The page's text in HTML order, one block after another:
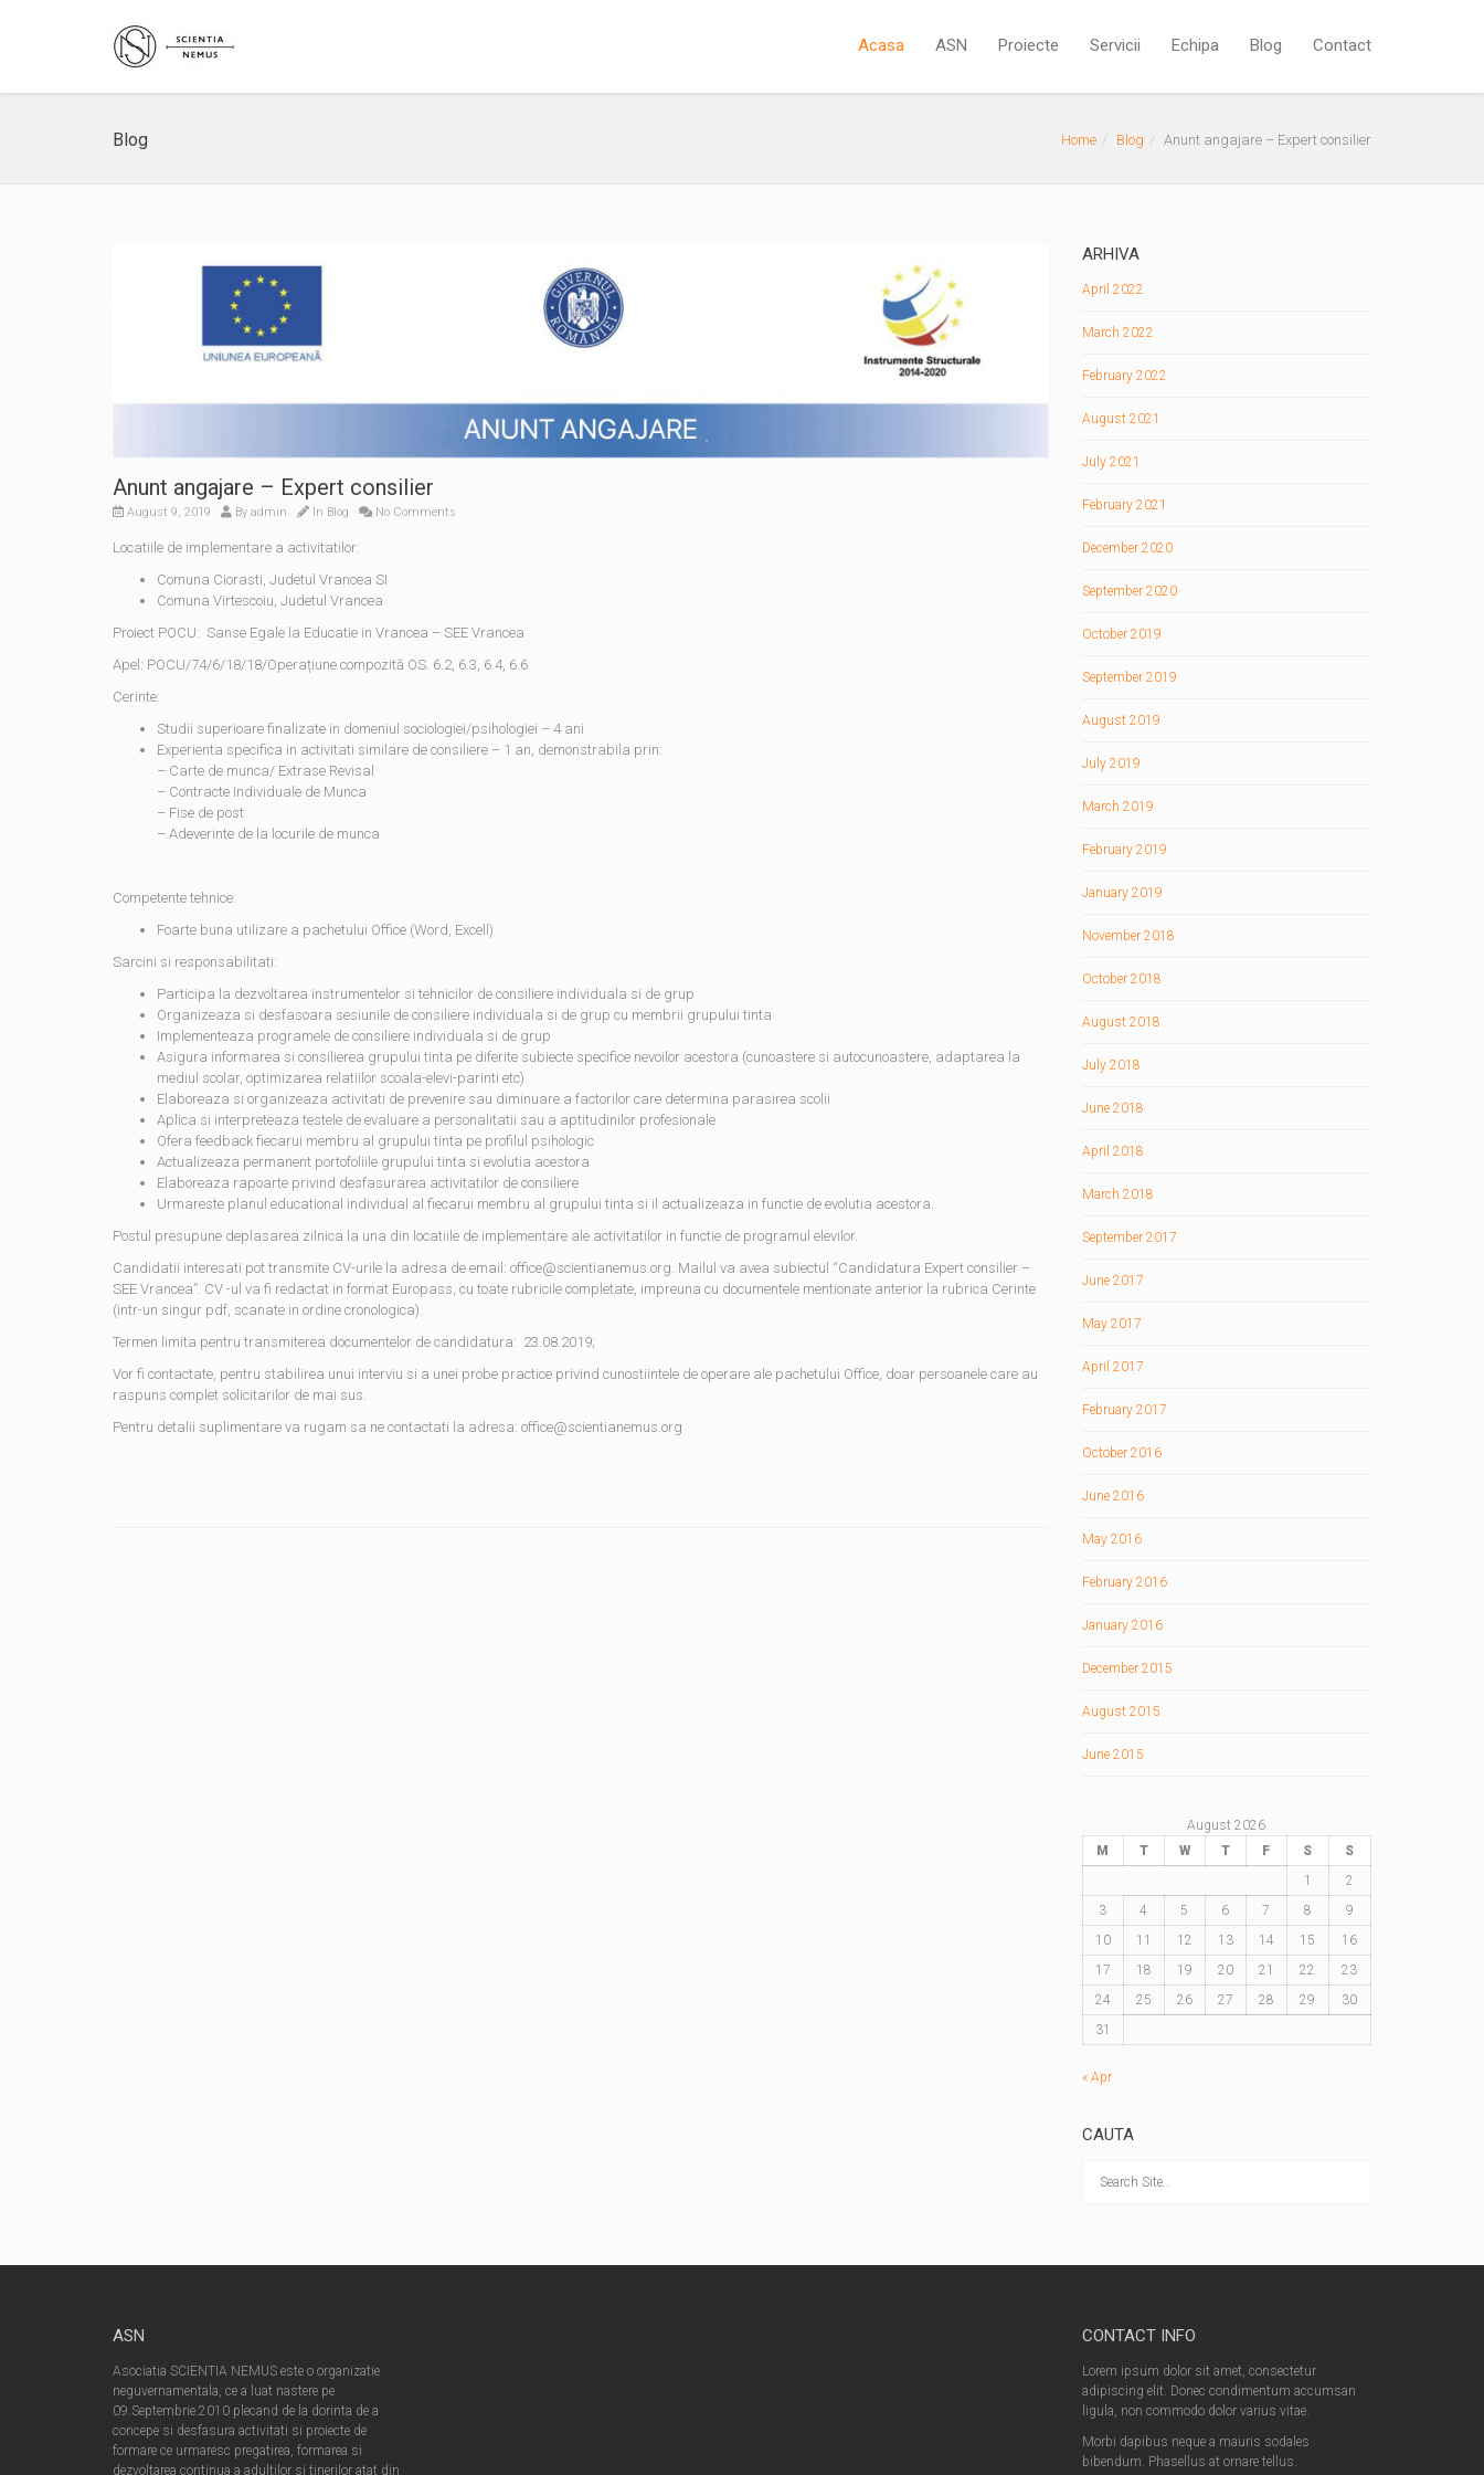
Acasa ASN Proiecte Servicii Echipa Blog Contact
Blog Home Blog Anunt angajare – Expert consilier
Anunt angajare – Expert consilier
August 9, 2019 By admin In Blog No Comments
Locatiile de implementare a activitatilor:
Comuna Ciorasti, Judetul Vrancea SI
Comuna Virtescoiu, Judetul Vrancea
Proiect POCU: Sanse Egale la Educatie in Vrancea – SEE Vrancea
Apel: POCU/74/6/18/18/Operațiune compozită OS. 6.2, 6.3, 6.4, 6.6
Cerinte:
Studii superioare finalizate in domeniul sociologiei/psihologiei – 4 ani
Experienta specifica in activitati similare de consiliere – 1 an, demonstrabila prin:
– Carte de munca/ Extrase Revisal
– Contracte Individuale de Munca
– Fise de post
– Adeverinte de la locurile de munca
Competente tehnice:
Foarte buna utilizare a pachetului Office (Word, Excell)
Sarcini si responsabilitati:
Participa la dezvoltarea instrumentelor si tehnicilor de consiliere individuala si de grup
Organizeaza si desfasoara sesiunile de consiliere individuala si de grup cu membrii grupului tinta
Implementeaza programele de consiliere individuala si de grup
Asigura informarea si consilierea grupului tinta pe diferite subiecte specifice nevoilor acestora (cunoastere si autocunoastere, adaptarea la
mediul scolar, optimizarea relatiilor scoala-elevi-parinti etc)
Elaboreaza si organizeaza activitati de prevenire sau diminuare a factorilor care determina parasirea scolii
Aplica si interpreteaza testele de evaluare a personalitatii sau a aptitudinilor profesionale
Ofera feedback fiecarui membru al grupului tinta pe profilul psihologic
Actualizeaza permanent portofoliile grupului tinta si evolutia acestora
Elaboreaza rapoarte privind desfasurarea activitatilor de consiliere
Urmareste planul educational individual al fiecarui membru al grupului tinta si il actualizeaza in functie de evolutia acestora.
Postul presupune deplasarea zilnica la una din locatiile de implementare ale activitatilor in functie de programul elevilor.
Candidatii interesati pot transmite CV-urile la adresa de email: office@scientianemus.org. Mailul va avea subiectul “Candidatura Expert consilier –
SEE Vrancea”. CV -ul va fi redactat in format Europass, cu toate rubricile completate, impreuna cu documentele mentionate anterior la rubrica Cerinte
(intr-un singur pdf, scanate in ordine cronologica).
Termen limita pentru transmiterea documentelor de candidatura: 23.08.2019;
Vor fi contactate, pentru stabilirea unui interviu si a unei probe practice privind cunostiintele de operare ale pachetului Office, doar persoanele care au
raspuns complet solicitarilor de mai sus.
Pentru detalii suplimentare va rugam sa ne contactati la adresa: office@scientianemus.org
ARHIVA
April 2022
March 2022
February 2022
August 2021
July 2021
February 2021
December 2020
September 2020
October 2019
September 2019
August 2019
July 2019
March 2019
February 2019
January 2019
November 2018
October 2018
August 2018
July 2018
June 2018
April 2018
March 2018
September 2017
June 2017
May 2017
April 2017
February 2017
October 2016
June 2016
May 2016
February 2016
January 2016
December 2015
August 2015
June 2015
August 2026
M
T W T F S
S
1
2
3
4 5 6 7 8
9
10
11 12 13 14 15
16
17
18 19 20 21 22
23
24
25 26 27 28 29
30
31
« Apr
CAUTA
ASN
Asociatia SCIENTIA NEMUS este o organizatie
neguvernamentala, ce a luat nastere pe
09.Septembrie.2010 plecand de la dorinta de a
concepe si desfasura activitati si proiecte de
formare ce urmaresc pregatirea, formarea si
dezvoltarea continua a adultilor si tinerilor atat din
CONTACT INFO
Lorem ipsum dolor sit amet, consectetur
adipiscing elit. Donec condimentum accumsan
ligula, non commodo dolor varius vitae.
Morbi dapibus neque a mauris sodales
bibendum. Phasellus at ornare tellus.